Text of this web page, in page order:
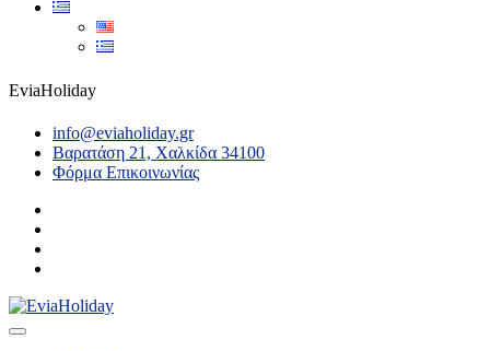
EviaHoliday
info@eviaholiday.gr
Βαρατάση 21, Χαλκίδα 34100
Φόρμα Επικοινωνίας